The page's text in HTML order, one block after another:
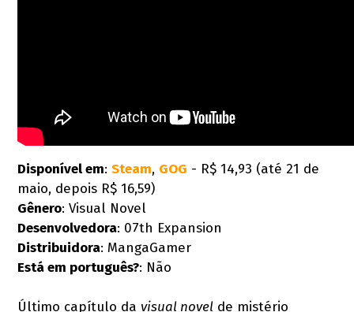
Disponível em:Steam, GOG - R$ 14,93 (até 21 de
maio, depois R$ 16,59)
Gênero: Visual Novel
Desenvolvedora: 07th Expansion
Distribuidora: MangaGamer
Está em português?: Não
Último capítulo davisual novel de mistério